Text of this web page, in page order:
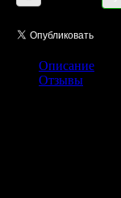
Описание
Отзывы